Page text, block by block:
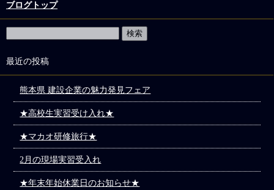
ブログトップ
最近の投稿
熊本県 建設企業の魅力発見フェア
★高校生実習受け入れ★
★マカオ研修旅行★
2月の現場実習受入れ
★年末年始休業日のお知らせ★